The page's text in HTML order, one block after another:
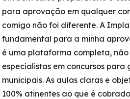
para aprovação em qualquer
comigo não foi diferente. A
fundamental para a minha
é uma plataforma completa,
especialistas em concursos para
municipais. As aulas claras e
100% atinentes ao que é